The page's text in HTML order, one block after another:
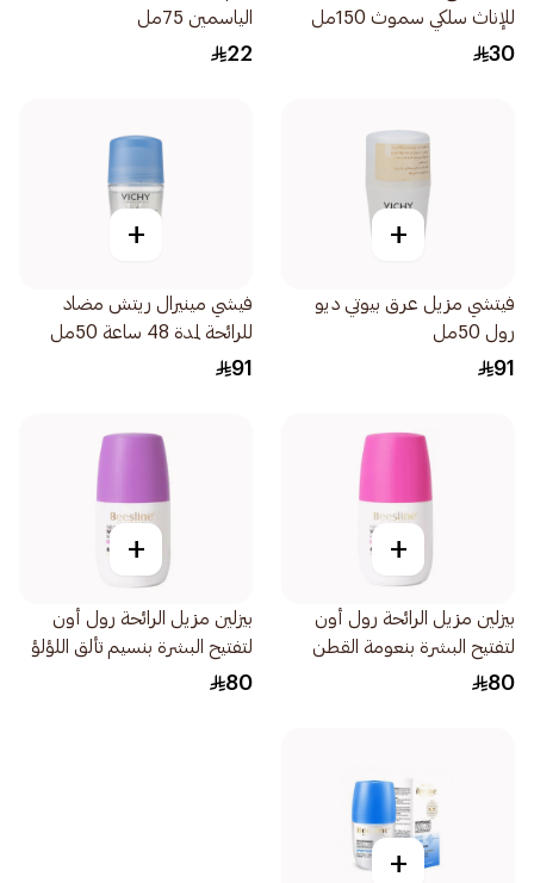
للإناث سلكي سموث 150مل
30
الياسمين 75مل
22
+
فيتشي مزيل عرق بيوتي ديو
رول 50مل
91
+
فيشي مينيرال ريتش مضاد
للرائحة لمدة 48 ساعة 50مل
91
+
بيزلين مزيل الرائحة رول أون
لتفتيح البشرة بنعومة القطن
اللطيف 50مل
80
+
بيزلين مزيل الرائحة رول أون
لتفتيح البشرة بنسيم تألق اللؤلؤ
1قطعة
80
+